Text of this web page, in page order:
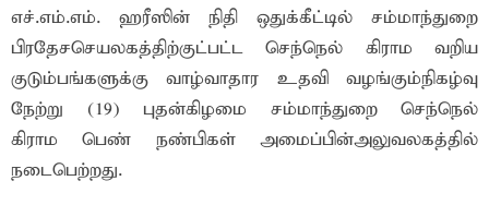
எச்.எம்.எம். ஹரீஸின் நிதி ஒதுக்கீட்டில் சம்மாந்துறை
பிரதேசசெயலகத்திற்குட்பட்ட செந்நெல் கிராம வறிய
குடும்பங்களுக்கு வாழ்வாதார உதவி வழங்கும்நிகழ்வு
நேற்று (19) புதன்கிழமை சம்மாந்துறை செந்நெல்
கிராம பெண் நண்பிகள் அமைப்பின்அலுவலகத்தில்
நடைபெற்றது.